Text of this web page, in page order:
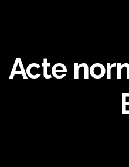
Acte